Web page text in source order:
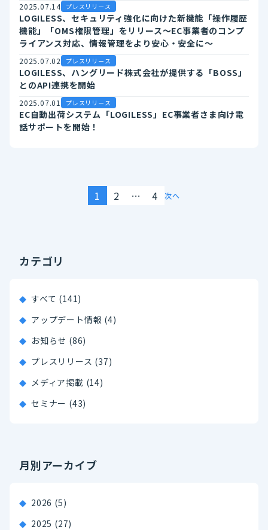
2025.07.14 プレスリリース
LOGILESS、セキュリティ強化に向けた新機能「操作履歴
機能」「OMS権限管理」をリリース～EC事業者のコンプ
ライアンス対応、情報管理をより安心・安全に～
2025.07.02 プレスリリース
LOGILESS、ハングリード株式会社が提供する「BOSS」
とのAPI連携を開始
2025.07.01 プレスリリース
EC自動出荷システム「LOGILESS」EC事業者さま向け電
話サポートを開始！
1 2 … 4 次へ
カテゴリ
すべて (141)
アップデート情報 (4)
お知らせ (86)
プレスリリース (37)
メディア掲載 (14)
セミナー (43)
月別アーカイブ
2026 (5)
2025 (27)